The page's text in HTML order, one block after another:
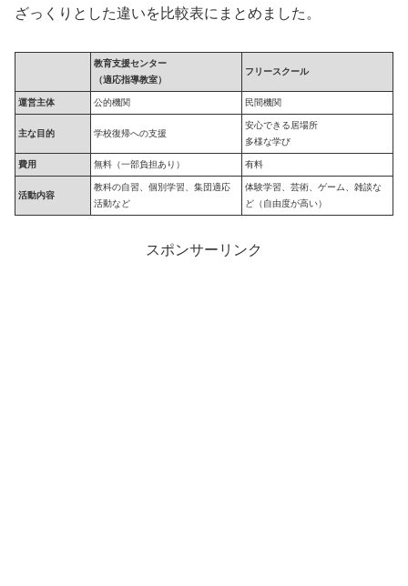
ざっくりとした違いを比較表にまとめました。
教育支援センター
（適応指導教室）
フリースクール
運営主体 公的機関 民間機関
主な目的 学校復帰への支援
安心できる居場所
多様な学び
費用 無料（一部負担あり） 有料
活動内容
教科の自習、個別学習、集団適応
活動など
体験学習、芸術、ゲーム、雑談な
ど（自由度が高い）
スポンサーリンク